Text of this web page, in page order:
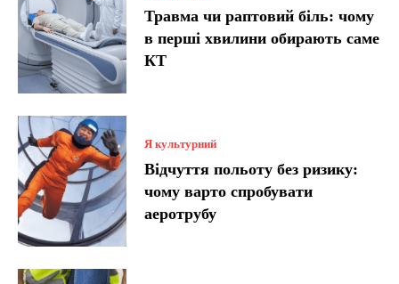
Травма чи раптовий біль: чому
в перші хвилини обирають саме
КТ
Я культурний
Відчуття польоту без ризику:
чому варто спробувати
аеротрубу